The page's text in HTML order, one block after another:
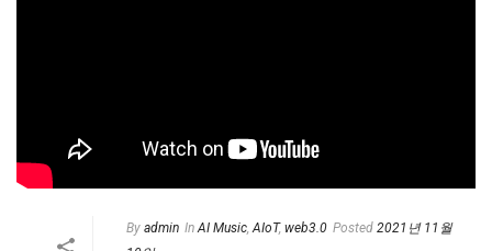
By admin In AI Music,AIoT, web3.0 Posted 2021년 11월